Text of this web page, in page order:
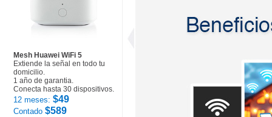
Mesh Huawei WiFi 5
Extiende la señal en todo tu
domicilio.
1 año de garantia.
Conecta hasta 30 dispositivos.
12 meses: $49
Contado $589